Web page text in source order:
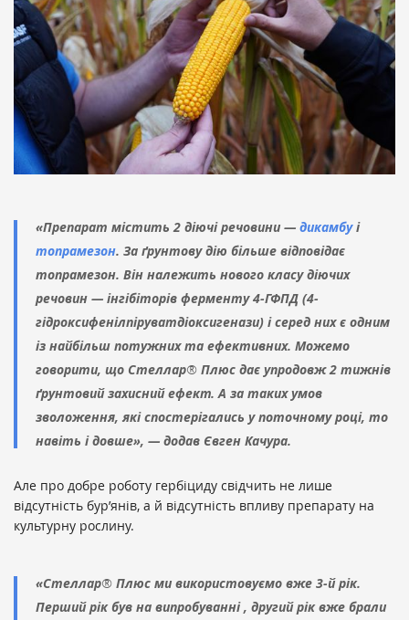
«Препарат містить 2 діючі речовини — дикамбуі
топрамезон. За ґрунтову дію більше відповідає
топрамезон. Він належить нового класу діючих
речовин — інгібіторів ферменту4-ГФПД (4-
гідроксифенілпіруватдіоксигенази) і серед них є одним
із найбільш потужних та ефективних. Можемо
говорити, що Стеллар® Плюс дає упродовж 2 тижнів
ґрунтовий захисний ефект. А за таких умов
зволоження, які спостерігались у поточному році, то
навіть і довше», — додав Євген Качура.
Але про добре роботу гербіциду свідчить не лише
відсутність бур’янів, а й відсутність впливу препарату на
культурну рослину.
«Стеллар® Плюс ми використовуємо вже 3-й рік.
Перший рік був на випробуванні , другий рік вже брали